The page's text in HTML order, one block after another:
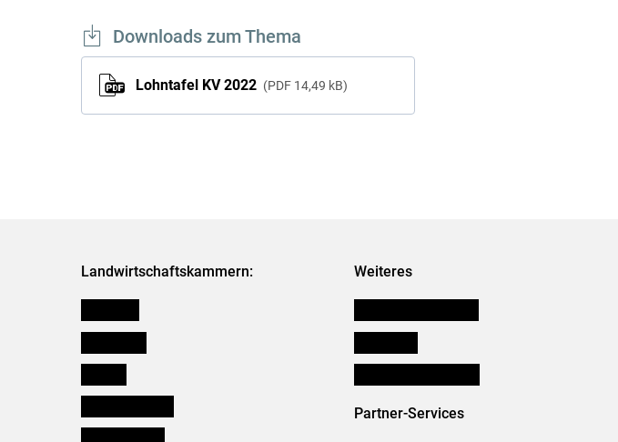
Downloads zum Thema
Lohntafel KV 2022 PDF 14,49 kB
Landwirtschaftskammern: Weiteres
Partner-Services